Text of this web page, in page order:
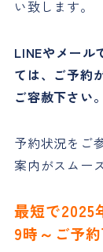
い致します。
LINEやメール
ては、ご予約
ご容赦下さい。
予約状況をご
案内がスムー
最短で2025
9時～ご予約